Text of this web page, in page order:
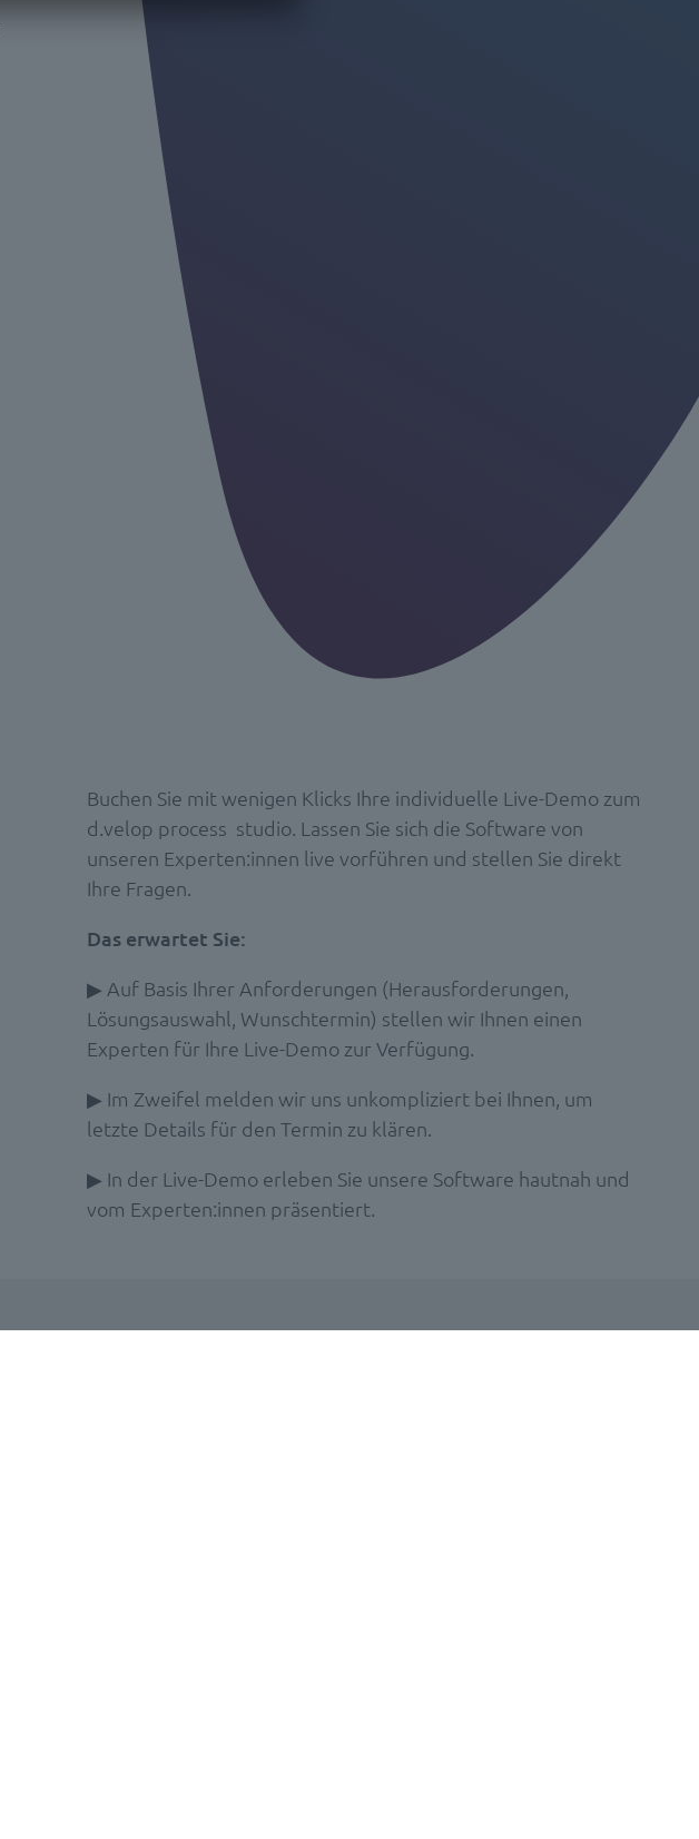
Buchen Sie mit wenigen Klicks Ihre individuelle Live-Demo zum
d.velop process studio. Lassen Sie sich die Software von
unseren Experten:innen live vorführen und stellen Sie direkt
Ihre Fragen.
Das erwartet Sie:
▶ Auf Basis Ihrer Anforderungen (Herausforderungen,
Lösungsauswahl, Wunschtermin) stellen wir Ihnen einen
Experten für Ihre Live-Demo zur Verfügung.
▶ Im Zweifel melden wir uns unkompliziert bei Ihnen, um
letzte Details für den Termin zu klären.
▶ In der Live-Demo erleben Sie unsere Software hautnah und
vom Experten:innen präsentiert.